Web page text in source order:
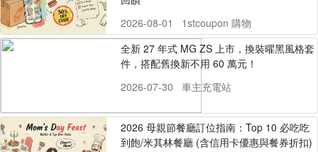
2026-08-01
1stcoupon 購物
全新 27 年式 MG ZS 上市，換裝曜黑風格套
件，搭配舊換新不用 60 萬元！
2026-07-30
車主充電站
2026 母親節餐廳訂位指南：Top 10 必吃吃
到飽/米其林餐廳 (含信用卡優惠與餐券折扣)